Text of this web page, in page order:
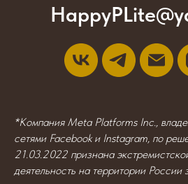
*Компания Meta Platforms Inc.,
сетями Facebook и Instagram, по
21.03.2022 признана
деятельность на территории России